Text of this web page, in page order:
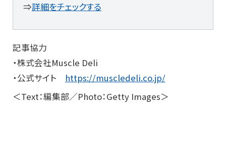
⇒詳細をチェックする
記事協力
・株式会社Muscle Deli
・公式サイト https://muscledeli.co.jp/
＜Text：編集部／Photo：Getty Images＞